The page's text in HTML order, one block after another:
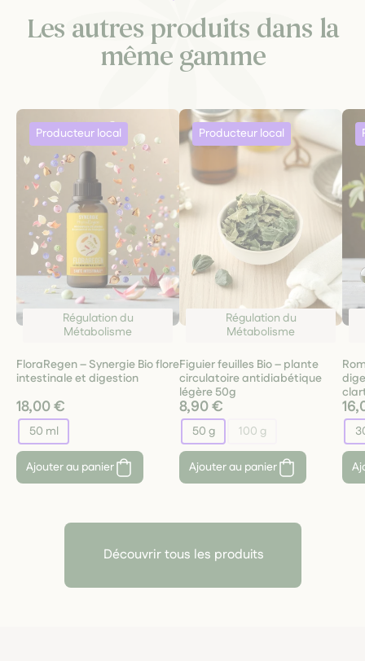
Les autres produits dans la
même gamme
Régulation du
Métabolisme
FloraRegen – Synergie Bio flore
intestinale et digestion
18,00 €
50 ml
Ajouter au panier
Régulation du
Métabolisme
Figuier feuilles Bio – plante
circulatoire antidiabétique
légère 50g
8,90 €
50 g 100 g
Ajouter au panier
Découvrir tous les produits